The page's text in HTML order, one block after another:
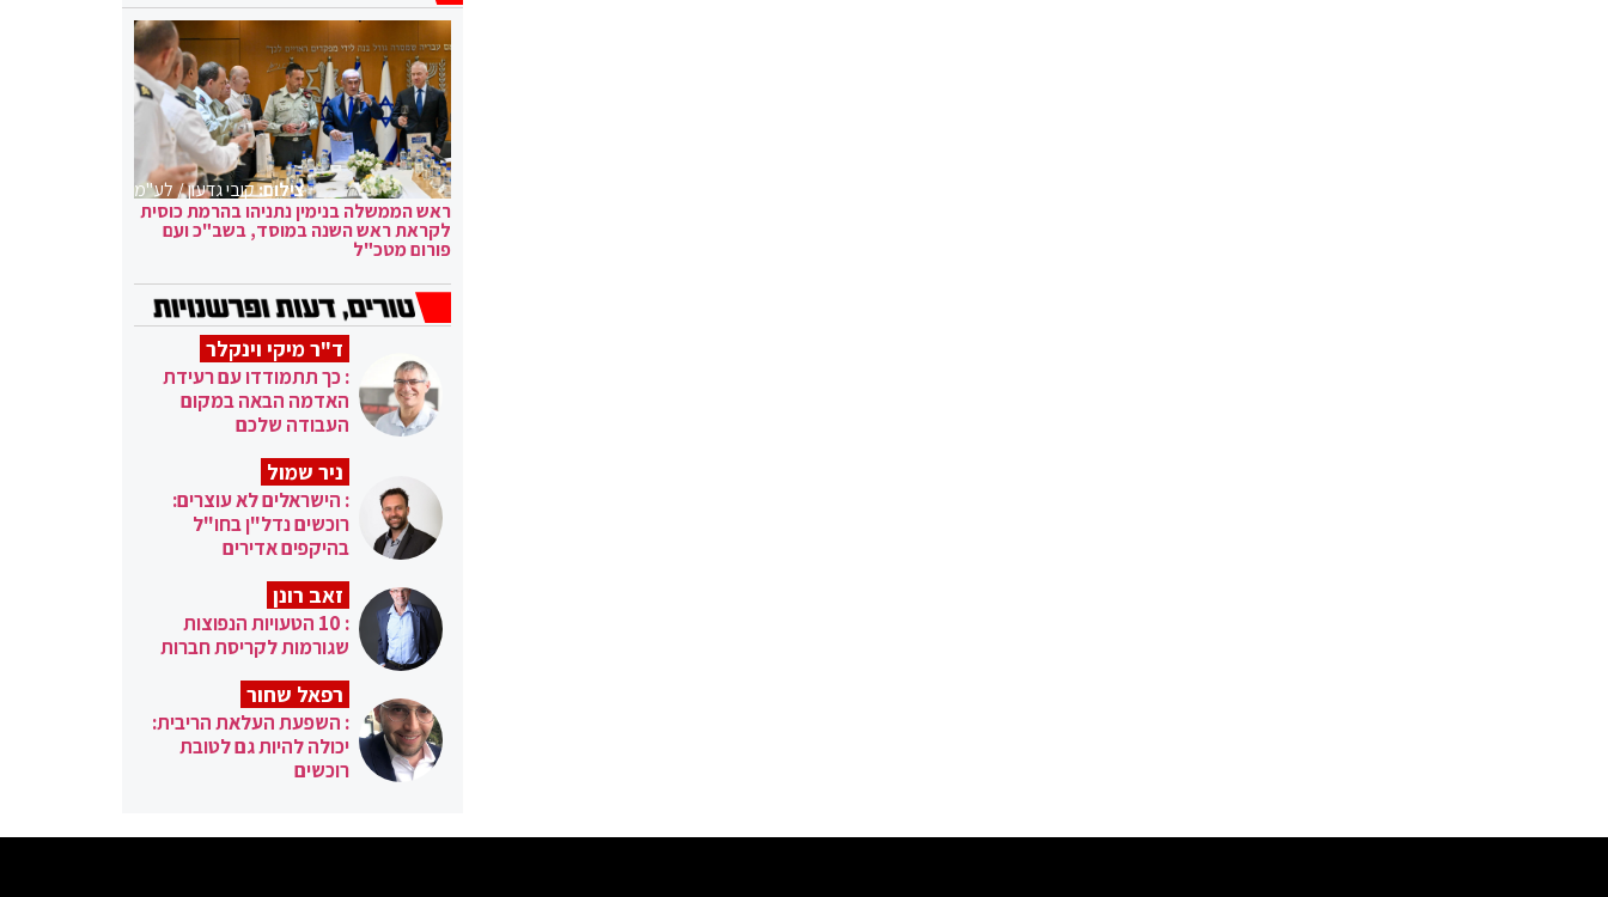
צילום:קובי גדעון / לע"מ
ראש הממשלה בנימין נתניהו בהרמת כוסית
לקראת ראש השנה במוסד, בשב"כ ועם
פורום מטכ"ל
ד"ר מיקי וינקלר
: כך תתמודדו עם רעידת
האדמה הבאה במקום
העבודה שלכם
ניר שמול
: הישראלים לא עוצרים:
רוכשים נדל"ן בחו"ל
בהיקפים אדירים
זאב רונן
: 10 הטעויות הנפוצות
שגורמות לקריסת חברות
רפאל שחור
: השפעת העלאת הריבית:
יכולה להיות גם לטובת
רוכשים